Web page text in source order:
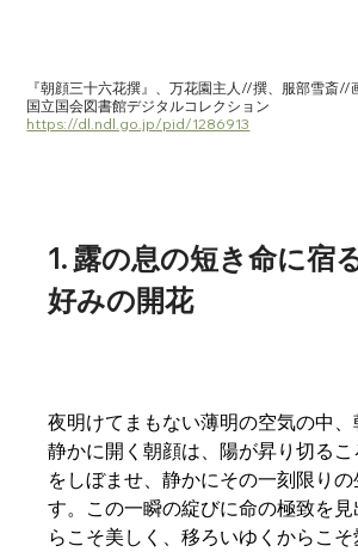
『朝顔三十六花撰』、万花園主人//撰、服部雪斎//
国立国会図書館デジタルコレクション
https://dl.ndl.go.jp/pid/1286913
1. 露の息の短き命に宿
好みの開花
夜明けてまもない薄明の空気の中
静かに開く朝顔は、陽が昇り切る
をしぼませ、静かにその一刻限りの
す。この一瞬の綻びに命の極致を
らこそ美しく、移ろいゆくからこ